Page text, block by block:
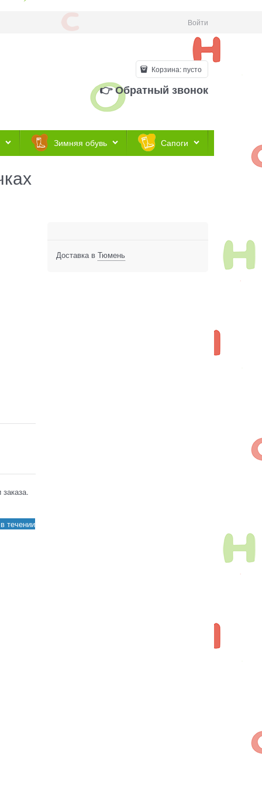
Войти
Корзина:пусто
👉 Обратный звонок
Зимняя обувь Сапоги
течении
Доставка в Тюмень